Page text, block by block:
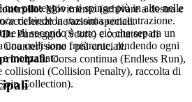
tuo punteggio e ti spinge più in alto nelle
richiede la massima concentrazione.
di secondo è tutto ciò che separa un
una collisione frustrante, rendendo ogni
e mozzafiato.
Movimento (schivare a destra e
accelerazione/azioni speciali.
Punteggio (Score) e contatore di
Counter) sono i più cruciali.
Corsa continua (Endless Run),
collisioni (Collision Penalty), raccolta di
Collection).